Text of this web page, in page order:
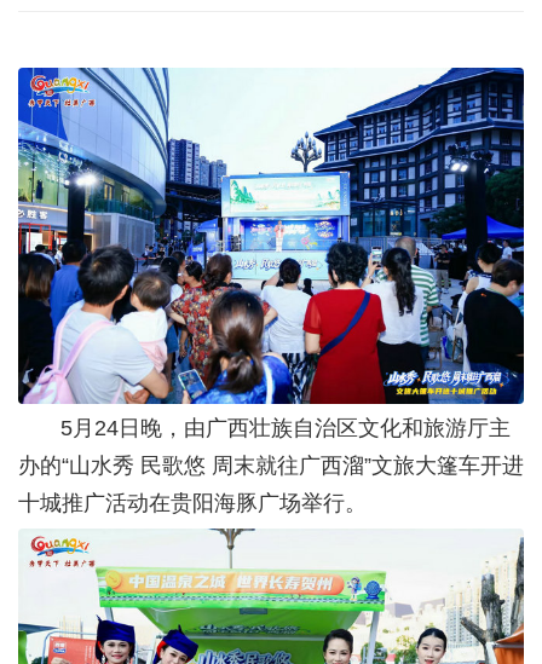
5月24日晚，由广西壮族自治区文化和旅游厅主
办的“山水秀 民歌悠 周末就往广西溜”文旅大篷车开进
十城推广活动在贵阳海豚广场举行。